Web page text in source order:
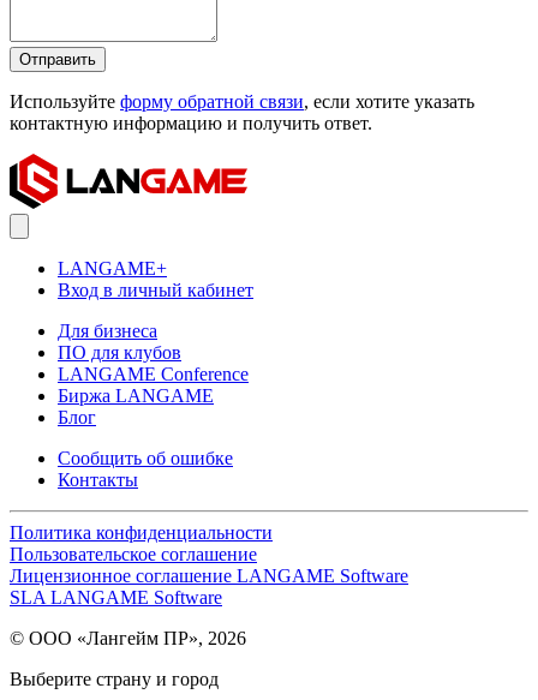
Отправить
Используйте форму обратной связи, если хотите указать
контактную информацию и получить ответ.
LANGAME+
Вход в личный кабинет
Для бизнеса
ПО для клубов
LANGAME Conference
Биржа LANGAME
Блог
Сообщить об ошибке
Контакты
Политика конфиденциальности
Пользовательское соглашение
Лицензионное соглашение LANGAME Software
SLA LANGAME Software
© ООО «Лангейм ПР», 2026
Выберите страну и город